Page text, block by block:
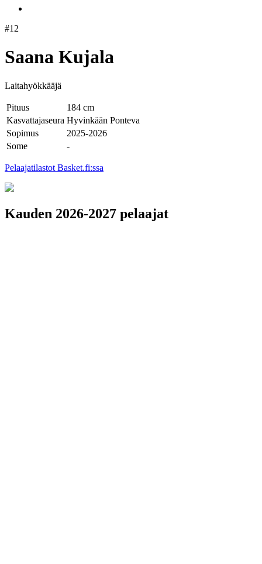
#12
Saana Kujala
Laitahyökkääjä
Pituus
184 cm
Kasvattajaseura Hyvinkään Ponteva
Sopimus
2025-2026
Some
-
Pelaajatilastot Basket.fi:ssa
Kauden 2026-2027 pelaajat